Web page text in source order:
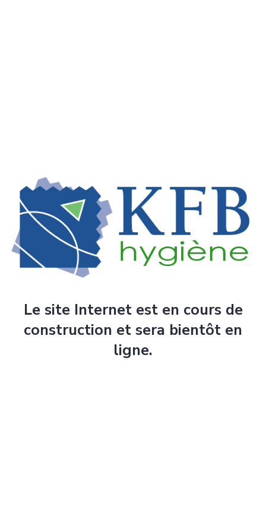
Le site Internet est en cours de
construction et sera bientôt en
ligne.